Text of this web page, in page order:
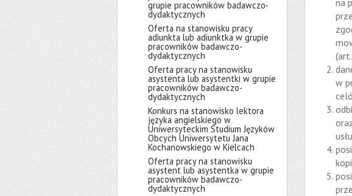
grupie pracowników badawczo-
dydaktycznych
Oferta na stanowisku pracy
adiunkta lub adiunktka w grupie
pracowników badawczo-
dydaktycznych
Oferta pracy na stanowisku
asystenta lub asystentki w grupie
pracowników badawczo-
dydaktycznych
Konkurs na stanowisko lektora
języka angielskiego w
Uniwersyteckim Studium Języków
Obcych Uniwersytetu Jana
Kochanowskiego w Kielcach
Oferta pracy na stanowisku
asystent lub asystentka w grupie
pracowników badawczo-
dydaktycznych
na
w